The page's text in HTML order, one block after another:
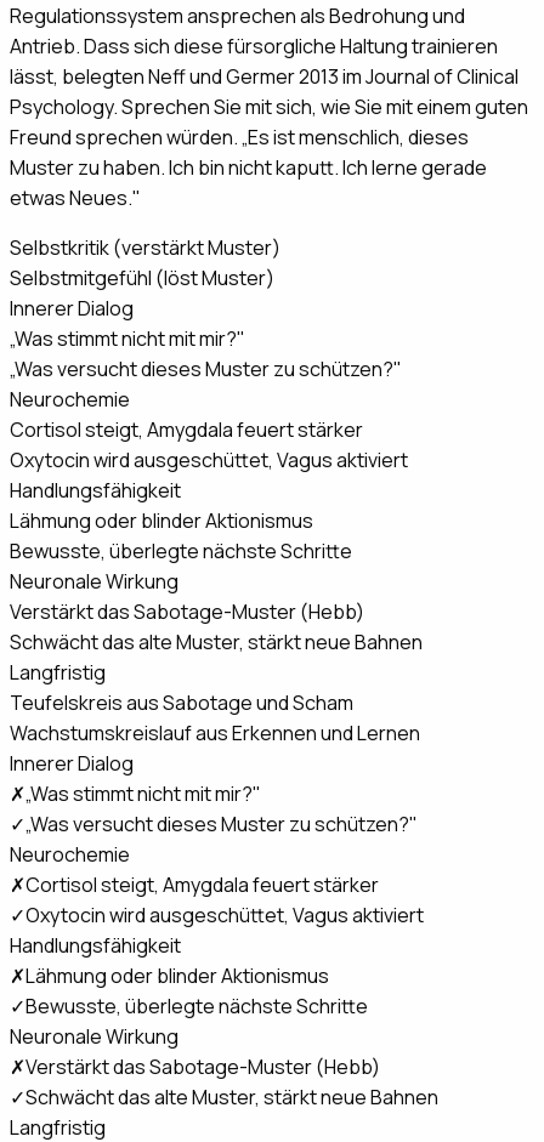
Regulationssystem ansprechen als Bedrohung und
Antrieb. Dass sich diese fürsorgliche Haltung trainieren
lässt, belegten Neff und Germer 2013 im Journal of Clinical
Psychology. Sprechen Sie mit sich, wie Sie mit einem guten
Freund sprechen würden. „Es ist menschlich, dieses
Muster zu haben. Ich bin nicht kaputt. Ich lerne gerade
etwas Neues."
Selbstkritik (verstärkt Muster)
Selbstmitgefühl (löst Muster)
Innerer Dialog
„Was stimmt nicht mit mir?"
„Was versucht dieses Muster zu schützen?"
Neurochemie
Cortisol steigt, Amygdala feuert stärker
Oxytocin wird ausgeschüttet, Vagus aktiviert
Handlungsfähigkeit
Lähmung oder blinder Aktionismus
Bewusste, überlegte nächste Schritte
Neuronale Wirkung
Verstärkt das Sabotage-Muster (Hebb)
Schwächt das alte Muster, stärkt neue Bahnen
Langfristig
Teufelskreis aus Sabotage und Scham
Wachstumskreislauf aus Erkennen und Lernen
Innerer Dialog
✗„Was stimmt nicht mit mir?"
✓„Was versucht dieses Muster zu schützen?"
Neurochemie
✗Cortisol steigt, Amygdala feuert stärker
✓Oxytocin wird ausgeschüttet, Vagus aktiviert
Handlungsfähigkeit
✗Lähmung oder blinder Aktionismus
✓Bewusste, überlegte nächste Schritte
Neuronale Wirkung
✗Verstärkt das Sabotage-Muster (Hebb)
✓Schwächt das alte Muster, stärkt neue Bahnen
Langfristig